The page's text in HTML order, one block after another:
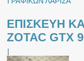
ΕΠΙΣΚΕΥΗ
ZOTAC GTX
|